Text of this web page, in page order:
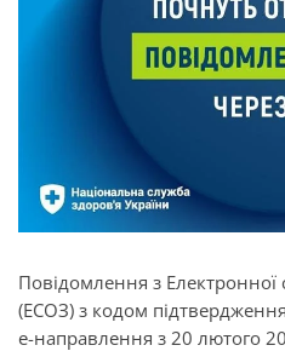
Повідомлення з
(ЕСОЗ) з кодом
е-направлення з 20 лютого